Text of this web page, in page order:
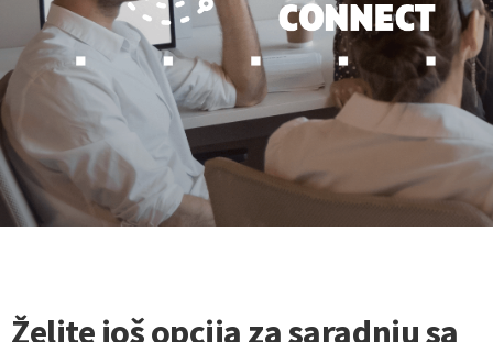
Želite još opcija za saradnju sa